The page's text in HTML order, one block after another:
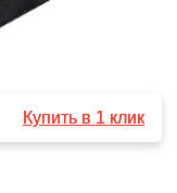
Купить в 1 клик